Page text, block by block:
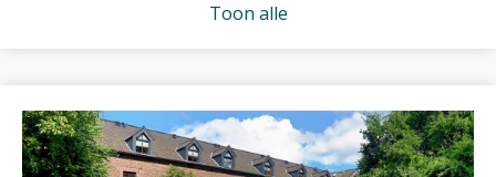
Toon alle